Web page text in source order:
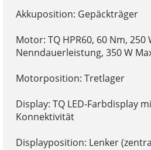
Akkuposition: Gepäckträger
Motor: TQ HPR60, 60 Nm, 250
Nenndauerleistung, 350 W
Motorposition: Tretlager
Display: TQ LED-Farbdisplay
Konnektivität
Displayposition: Lenker